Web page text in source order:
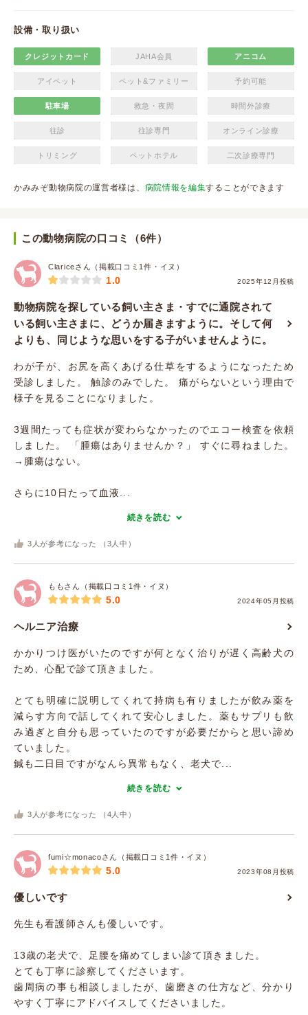
設備・取り扱い
クレジットカード JAHA会員 アニコム
アイペット ペット&ファミリー 予約可能
駐車場 救急・夜間 時間外診療
往診 往診専門 オンライン診療
トリミング ペットホテル 二次診療専門
かみみぞ動物病院の運営者様は、 病院情報を編集することができます
この動物病院の口コミ（6件）
Clariceさん（掲載口コミ1件・イヌ）
2025年12月投稿
1.0
動物病院を探している飼い主さま・すでに通院されて
いる飼い主さまに、どうか届きますように。そして何
よりも、同じような思いをする子がいませんように。
わが子が、お尻を高くあげる仕草をするようになったため
受診しました。 触診のみでした。 痛がらないという理由で
様子を見ることになりました。
3週間たっても症状が変わらなかったのでエコー検査を依頼
しました。 「腫瘍はありませんか？」 すぐに尋ねました。
→腫瘍はない。
さらに10日たって血液...
続きを読む
3 人が参考になった （ 3 人中）
ももさん（掲載口コミ1件・イヌ）
2024年05月投稿
5.0
ヘルニア治療
かかりつけ医がいたのですが何となく治りが遅く高齢犬の
ため、心配で診て頂きました。
とても明確に説明してくれて持病も有りましたが飲み薬を
減らす方向で話してくれて安心しました。薬もサプリも飲
み過ぎと自分も思っていたのですが必要だからと思い諦め
ていました。
鍼も二日目ですがなんら異常もなく、老犬で...
続きを読む
3 人が参考になった （ 4 人中）
fumi☆monacoさん（掲載口コミ1件・イヌ）
2023年08月投稿
5.0
優しいです
先生も看護師さんも優しいです。
13歳の老犬で、足腰を痛めてしまい診て頂きました。
とても丁寧に診察してくださいます。
歯周病の事も相談しましたが、歯磨きの仕方など、分かり
やすく丁寧にアドバイスしてくださいました。